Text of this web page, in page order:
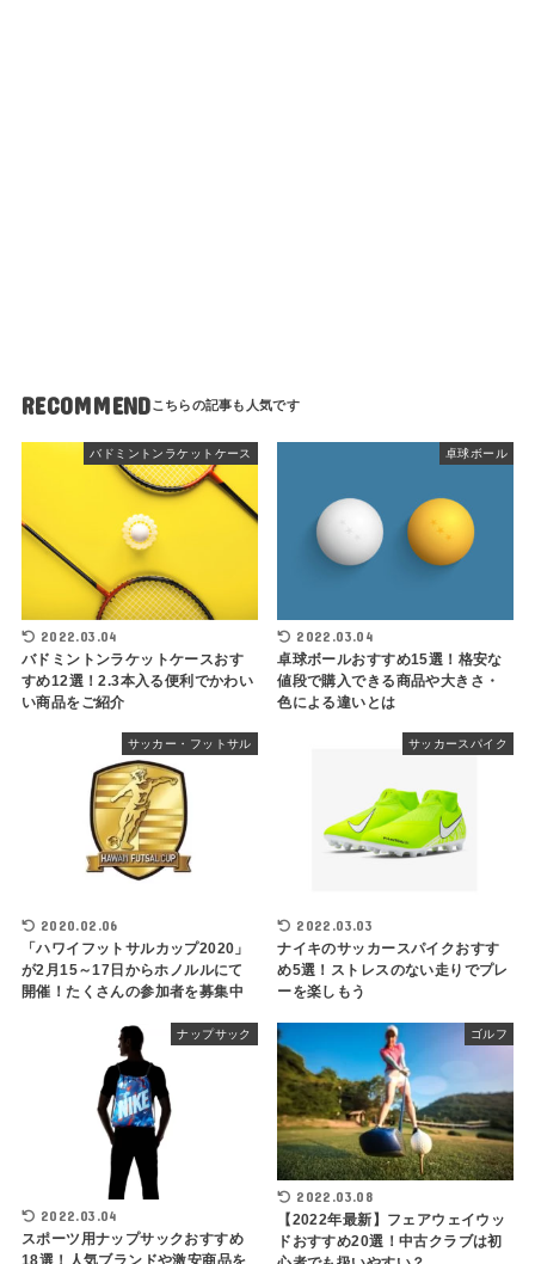
RECOMMEND
バドミントンラケットケース
2022.03.04
バドミントンラケットケースおす
すめ12選！2.3本入る便利でかわい
い商品をご紹介
卓球ボール
2022.03.04
卓球ボールおすすめ15選！格安な
値段で購入できる商品や大きさ・
色による違いとは
サッカー・フットサル
2020.02.06
「ハワイフットサルカップ2020」
が2月15～17日からホノルルにて
開催！たくさんの参加者を募集中
サッカースパイク
2022.03.03
ナイキのサッカースパイクおすす
め5選！ストレスのない走りでプレ
ーを楽しもう
ナップサック
2022.03.04
スポーツ用ナップサックおすすめ
18選！人気ブランドや激安商品を
ゴルフ
2022.03.08
【2022年最新】フェアウェイウッ
ドおすすめ20選！中古クラブは初